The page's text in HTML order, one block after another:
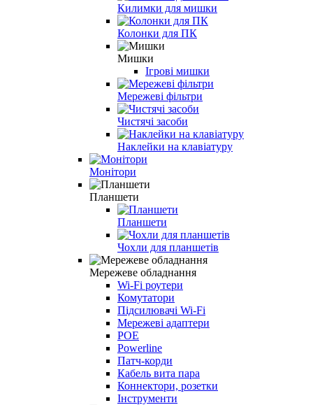
Килимки для мишки
Колонки для ПК
Мишки
Ігрові мишки
Мережеві фільтри
Чистячі засоби
Наклейки на клавіатуру
Монітори
Планшети
Планшети
Чохли для планшетів
Мережеве обладнання
Wi-Fi роутери
Комутатори
Підсилювачі Wi-Fi
Мережеві адаптери
POE
Powerline
Патч-корди
Кабель вита пара
Коннектори, розетки
Інструменти